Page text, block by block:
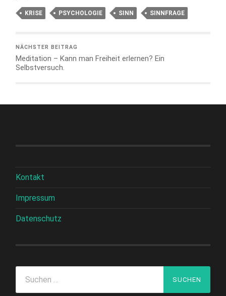
KRISE PSYCHOLOGIE SINN SINNFRAGE
NÄCHSTER BEITRAG
Meditation – Kann man Freiheit erlernen? Ein
Selbstversuch.
Kontakt
Impressum
Datenschutz
nach: